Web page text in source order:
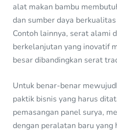
alat makan bambu
dan sumber daya
Contoh lainnya, serat alami
berkelanjutan yang inovatif
besar dibandingkan serat
Untuk benar-benar
paktik bisnis yang harus
pemasangan panel surya,
dengan peralatan baru yang